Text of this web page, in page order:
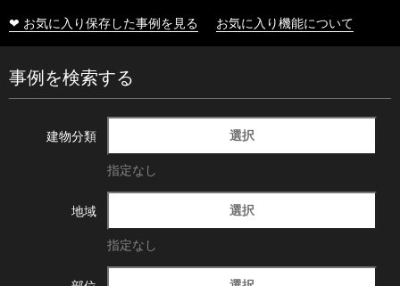
❤ お気に入り保存した事例を見る お気に入り機能について
事例を検索する
建物分類 選択
指定なし
地域 選択
指定なし